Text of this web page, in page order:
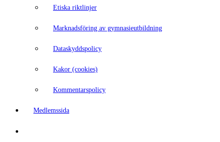
Etiska riktlinjer
Marknadsföring av gymnasieutbildning
Dataskyddspolicy
Kakor (cookies)
Kommentarspolicy
Medlemssida